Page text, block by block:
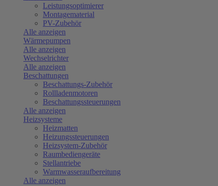
Leistungsoptimierer
Montagematerial
PV-Zubehör
Alle anzeigen
Wärmepumpen
Alle anzeigen
Wechselrichter
Alle anzeigen
Beschattungen
Beschattungs-Zubehör
Rollladenmotoren
Beschattungssteuerungen
Alle anzeigen
Heizsysteme
Heizmatten
Heizungssteuerungen
Heizsystem-Zubehör
Raumbediengeräte
Stellantriebe
Warmwasseraufbereitung
Alle anzeigen